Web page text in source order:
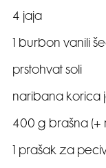
4 jaja
1 burbon vanili
prstohvat soli
naribana korica
400 g brašna (+
1 prašak za